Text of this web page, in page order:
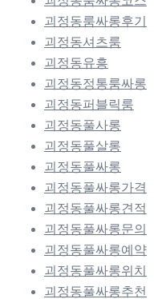
괴정동룸싸롱후기
괴정동셔츠룸
괴정동유흥
괴정동정통룸싸롱
괴정동퍼블릭룸
괴정동풀사롱
괴정동풀살롱
괴정동풀싸롱
괴정동풀싸롱가격
괴정동풀싸롱견적
괴정동풀싸롱문의
괴정동풀싸롱예약
괴정동풀싸롱위치
괴정동풀싸롱추천